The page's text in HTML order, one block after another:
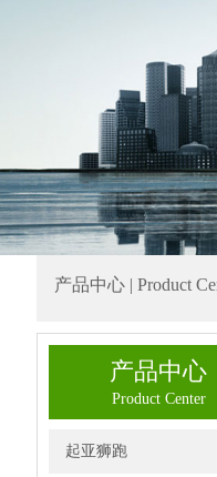
产品中心 | Product
产品中心
Product Center
起亚狮跑